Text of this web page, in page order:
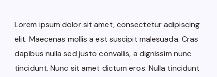
Lorem ipsum dolor sit amet, consectetur adipiscing
elit. Maecenas mollis a est suscipit malesuada. Cras
dapibus nulla sed justo convallis, a dignissim nunc
tincidunt. Nunc sit amet dictum eros. Nulla tincidunt